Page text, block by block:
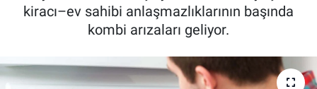
kiracı–ev sahibi anlaşmazlıklarının başında
kombi arızaları geliyor.